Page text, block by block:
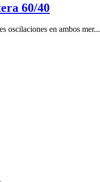
60/40
oscilaciones en ambos mer...